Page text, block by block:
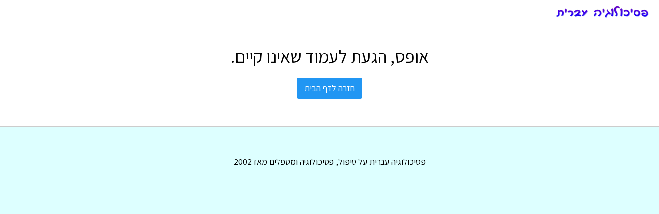
אופס, הגעת לעמוד שאינו קיים.
חזרה לדף הבית
פסיכולוגיה עברית על טיפול, פסיכולוגיה ומטפלים מאז 2002